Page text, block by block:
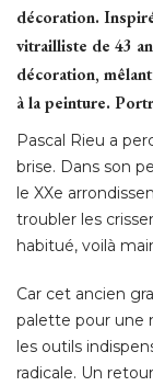
décoration.
vitrailliste de 43
décoration,
à la peinture.
Pascal Rieu a
brise. Dans son
le XXe
troubler les
habitué, voilà
Car cet ancien
palette pour une
les outils
radicale. Un